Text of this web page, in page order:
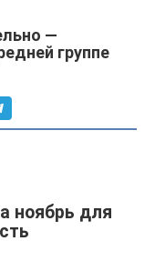
—
группе
ноябрь для